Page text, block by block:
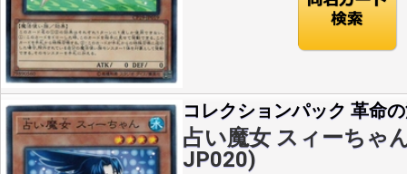
コレクションパック 革命
占い魔女 スィーちゃ
JP020)